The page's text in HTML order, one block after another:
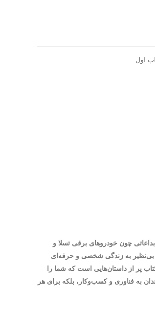
اول
صمیمی و پر فراز و نشیبی از زندگی یکی از تأثیرگذارترین کارآفرینان قرن ۲۱ است. ماسک، با ابداعاتی چون خودروهای برقی تسلا و
بی‌نظیر به زندگی شخصی و حرفه‌ای
پر از داستان‌هایی است که شما را
به فناوری و کسب‌وکار، بلکه برای هر